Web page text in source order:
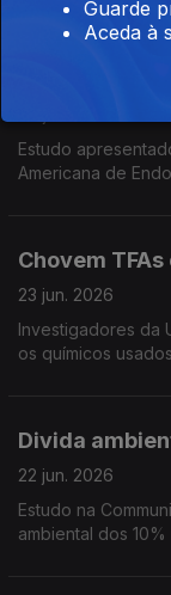
textos. Elias
Estudo
Americana de
Chovem
23 jun. 2026
Investigadores da
os químicos
Divida
22 jun. 2026
Estudo na
ambiental dos
Guarde
Aceda à